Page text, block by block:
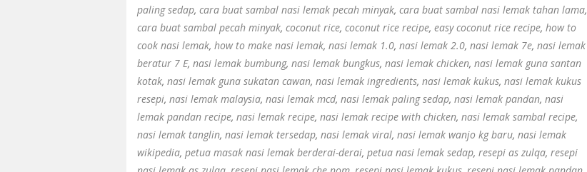
paling sedap, cara buat sambal nasi lemak pecah minyak, cara buat sambal nasi lemak tahan lama,
cara buat sambal pecah minyak, coconut rice, coconut rice recipe, easy coconut rice recipe, how to
cook nasi lemak, how to make nasi lemak, nasi lemak 1.0, nasi lemak 2.0, nasi lemak 7e, nasi lemak
beratur 7 E, nasi lemak bumbung, nasi lemak bungkus, nasi lemak chicken, nasi lemak guna santan
kotak, nasi lemak guna sukatan cawan, nasi lemak ingredients, nasi lemak kukus, nasi lemak kukus
resepi, nasi lemak malaysia, nasi lemak mcd, nasi lemak paling sedap, nasi lemak pandan, nasi
lemak pandan recipe, nasi lemak recipe, nasi lemak recipe with chicken, nasi lemak sambal recipe,
nasi lemak tanglin, nasi lemak tersedap, nasi lemak viral, nasi lemak wanjo kg baru, nasi lemak
wikipedia, petua masak nasi lemak berderai-derai, petua nasi lemak sedap, resepi as zulqa, resepi